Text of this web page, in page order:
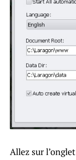
Allez sur l’onglet